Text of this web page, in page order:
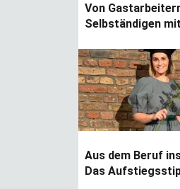
Von
Selbständigen mit
Aus dem Beruf
Das